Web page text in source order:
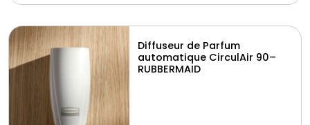
Diffuseur de Parfum
automatique CirculAir 90–
RUBBERMAID